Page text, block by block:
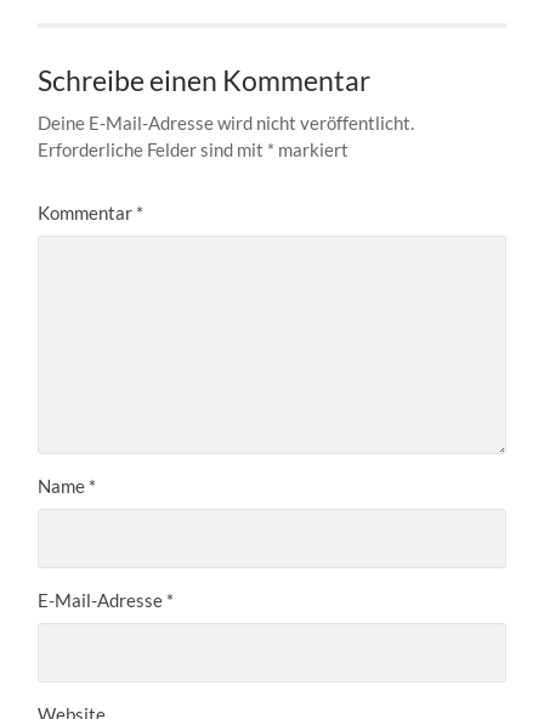
Schreibe einen Kommentar
Deine E-Mail-Adresse wird nicht veröffentlicht.
Erforderliche Felder sind mit * markiert
Kommentar *
Name *
E-Mail-Adresse *
Website